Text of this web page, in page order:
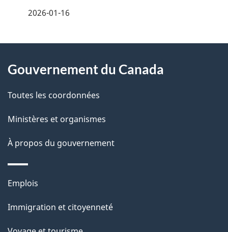
i
l
s
d
e
l
a
2026-01-16
propos
de
ce
site
Gouvernement du Canada
Toutes les coordonnées
Ministères et organismes
À propos du gouvernement
Thèmes
sujets
Emplois
Immigration et citoyenneté